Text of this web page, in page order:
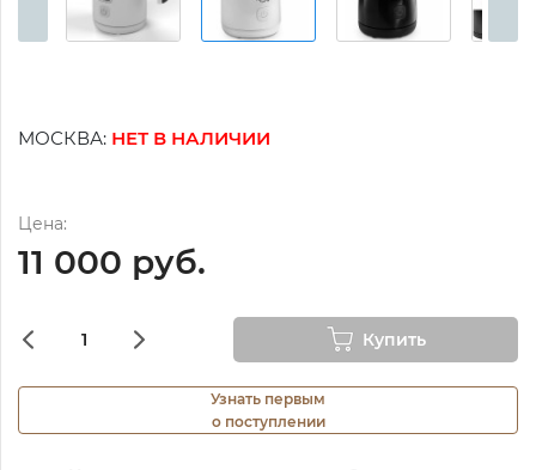
МОСКВА: НЕТ В НАЛИЧИИ
Цена:
11 000 руб.
Купить
Узнать первым
о поступлении